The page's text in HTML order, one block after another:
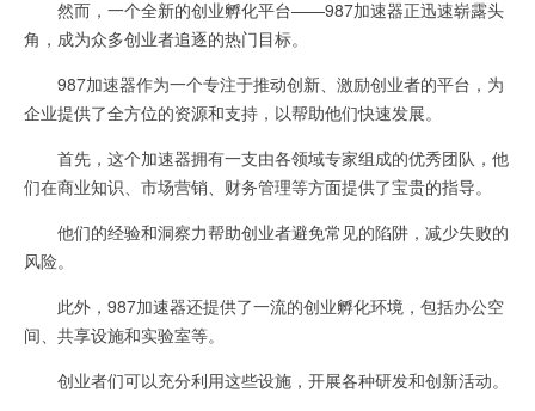
然而，一个全新的创业孵化平台——987加速器正迅速崭露头
角，成为众多创业者追逐的热门目标。
987加速器作为一个专注于推动创新、激励创业者的平台，为
企业提供了全方位的资源和支持，以帮助他们快速发展。
首先，这个加速器拥有一支由各领域专家组成的优秀团队，他
们在商业知识、市场营销、财务管理等方面提供了宝贵的指导。
他们的经验和洞察力帮助创业者避免常见的陷阱，减少失败的
风险。
此外，987加速器还提供了一流的创业孵化环境，包括办公空
间、共享设施和实验室等。
创业者们可以充分利用这些设施，开展各种研发和创新活动。